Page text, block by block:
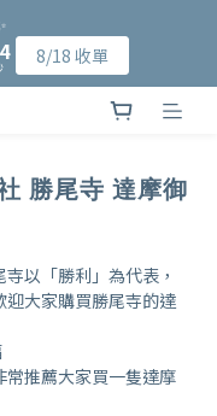
5
4
3
8/18 收單
5
4
3
8/18 收單
定會員資料填寫可再獲
9
6
5
2
1
勝尾寺 達摩御
以「勝利」為代表，
大家購買勝尾寺的達
推薦大家買一隻達摩